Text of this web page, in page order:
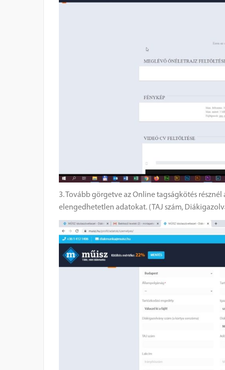
3. Tovább görgetve az Online tagságkötés résznél
elengedhetetlen adatokat. (TAJ szám,